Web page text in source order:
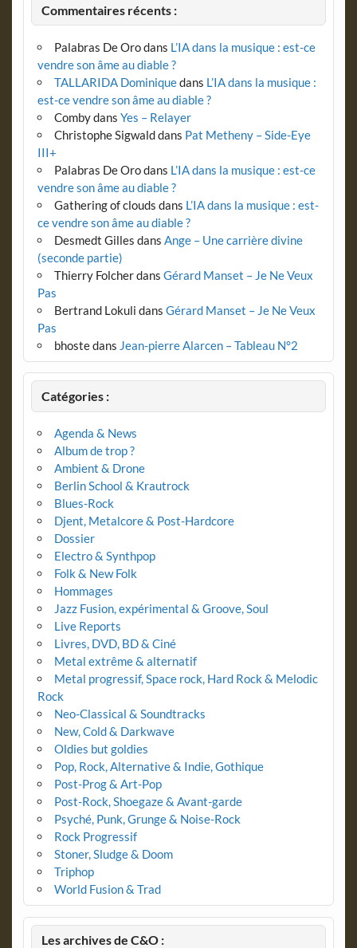
Commentaires récents :
Palabras De Orodans L’IA dans la musique : est-ce
vendre son âme au diable ?
TALLARIDA Dominiquedans L’IA dans la musique :
est-ce vendre son âme au diable ?
Combydans Yes – Relayer
Christophe Sigwalddans Pat Metheny – Side-Eye
III+
Palabras De Orodans L’IA dans la musique : est-ce
vendre son âme au diable ?
Gathering of clouds dans L’IA dans la musique : est-
ce vendre son âme au diable ?
Desmedt Gilles dans Ange – Une carrière divine
(seconde partie)
Thierry Folcherdans Gérard Manset – Je Ne Veux
Pas
Bertrand Lokuli dans Gérard Manset – Je Ne Veux
Pas
bhostedans Jean-pierre Alarcen – Tableau N°2
Catégories :
Agenda & News
Album de trop ?
Ambient & Drone
Berlin School & Krautrock
Blues-Rock
Djent, Metalcore & Post-Hardcore
Dossier
Electro & Synthpop
Folk & New Folk
Hommages
Jazz Fusion, expérimental & Groove, Soul
Live Reports
Livres, DVD, BD & Ciné
Metal extrême & alternatif
Metal progressif, Space rock, Hard Rock & Melodic
Rock
Neo-Classical & Soundtracks
New, Cold & Darkwave
Oldies but goldies
Pop, Rock, Alternative & Indie, Gothique
Post-Prog & Art-Pop
Post-Rock, Shoegaze & Avant-garde
Psyché, Punk, Grunge & Noise-Rock
Rock Progressif
Stoner, Sludge & Doom
Triphop
World Fusion & Trad
Les archives de C&O :